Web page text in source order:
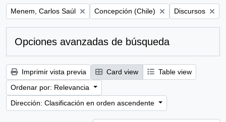
Remove filter:
Menem, Carlos Saúl Remove filter:
Concepción (Chile) Remove filter:
Discursos
Opciones avanzadas de búsqueda
Imprimir vista previa Card view
Table view
Ordenar por: Relevancia
Dirección: Clasificación en orden ascendente